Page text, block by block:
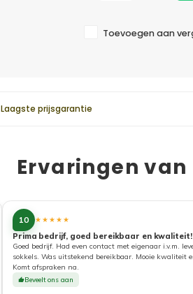
Toevoegen aan
Laagste prijsgarantie
Ervaringen
10 ★★★★★
Prima bedrijf, goed bereikbaar en kwaliteit!
Goed bedrijf. Had even contact met eigenaar i.v.m.
sokkels. Was uitstekend bereikbaar. Mooie kwaliteit
Komt afspraken na.
Beveelt ons aan